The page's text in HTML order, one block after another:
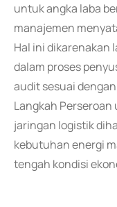
untuk angka laba
manajemen
Hal ini dikarenakan
dalam proses
audit sesuai
Langkah
jaringan logistik
kebutuhan energi
tengah kondisi